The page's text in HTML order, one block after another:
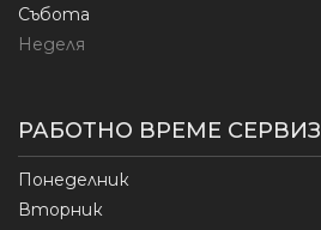
Събота
Неделя
РАБОТНО ВРЕМЕ СЕРВИЗ
Понеделник
Вторник